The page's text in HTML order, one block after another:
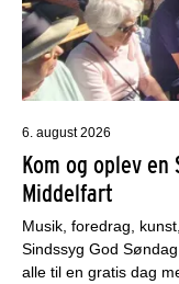
6. august 2026
Kom og oplev en
Middelfart
Musik, foredrag,
Sindssyg God
alle til en gratis dag